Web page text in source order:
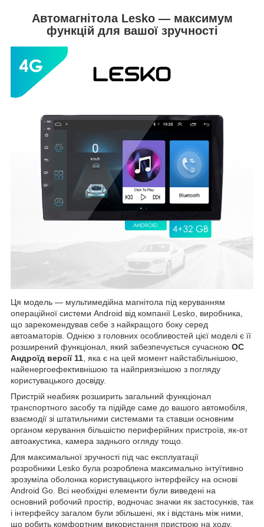
Автомагнітола Lesko — максимум
функцій для вашої зручності
Ця модель — мультимедійна магнітола під керуванням
операційної системи Android від компанії Lesko, виробника,
що зарекомендував себе з найкращого боку серед
автоаматорів. Однією з головних особливостей цієї моделі є її
розширений функціонал, який забезпечується сучасною ОС
Андроїд версії 11 , яка є на цей момент найстабільнішою,
найенергоефективнішою та найприязнішою з погляду
користувацького досвіду.
Пристрій неабияк розширить загальний функціонал
транспортного засобу та підійде саме до вашого автомобіля,
взаємодії зі штатильними системами та ставши основним
органом керування більшістю периферійних пристроїв, як-от
автоакустика, камера заднього огляду тощо.
Для максимальної зручності під час експлуатації
розробники Lesko була розроблена максимально інтуїтивно
зрозуміла оболонка користувацького інтерфейсу на основі
Android Go. Всі необхідні елементи були виведені на
основний робочий простір, водночас значки як застосунків, так
і інтерфейсу загалом були збільшені, як і відстань між ними,
що робить комфортним використання пристрою на ходу,